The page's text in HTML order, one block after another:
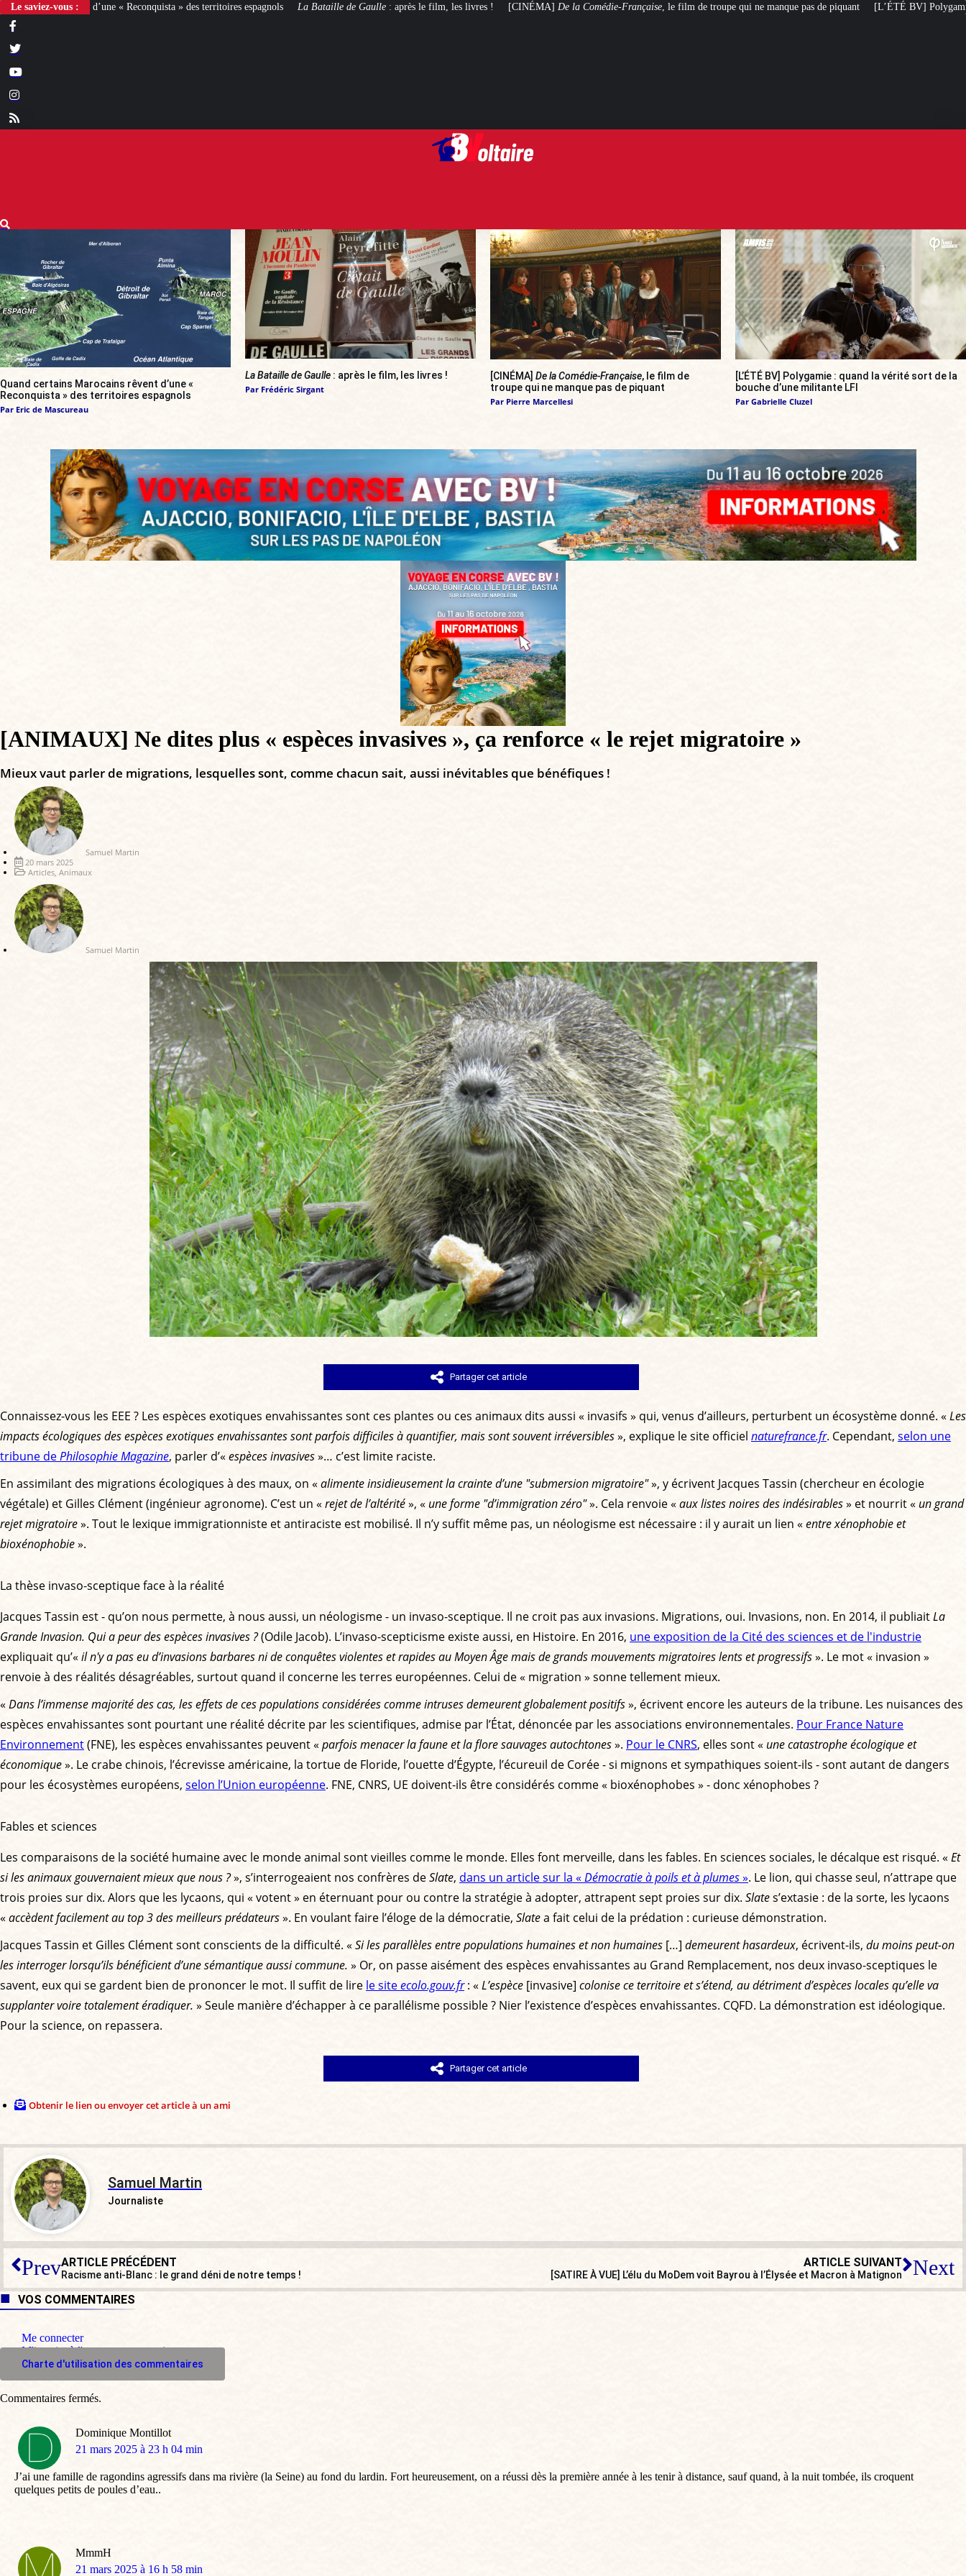
Le saviez-vous :
Reconquista » des territoires espagnols La Bataille de Gaulle: après le film, les livres ! [CINÉMA]De la Comédie-Française, le film de troupe qui ne manque pas de piquant [L’ÉTÉ BV] Polygamie : quand la vérité sort de
Quand certains Marocains rêvent d’une «
Reconquista » des territoires espagnols
Par Eric de Mascureau
La Bataille de Gaulle : après le film, les livres !
Par Frédéric Sirgant
[CINÉMA] De la Comédie-Française, le film de
troupe qui ne manque pas de piquant
Par Pierre Marcellesi
[L’ÉTÉ BV] Polygamie : quand la vérité sort de la
bouche d’une militante LFI
Par Gabrielle Cluzel
[ANIMAUX] Ne dites plus « espèces invasives », ça renforce « le rejet migratoire »
Mieux vaut parler de migrations, lesquelles sont, comme chacun sait, aussi inévitables que bénéfiques !
Samuel Martin
20 mars 2025
Articles Animaux
Samuel Martin
Partager cet article
Connaissez-vous les EEE ? Les espèces exotiques envahissantes sont ces plantes ou ces animaux dits aussi « invasifs » qui, venus d’ailleurs, perturbent un écosystème donné. « Les
impacts écologiques des espèces exotiques envahissantes sont parfois difficiles à quantifier, mais sont souvent irréversibles», explique le site officiel naturefrance.fr. Cependant, selon une
tribune dePhilosophie Magazine, parler d’«espèces invasives»… c’est limite raciste.
En assimilant des migrations écologiques à des maux, on «alimente insidieusement la crainte d’une "submersion migratoire"», y écrivent Jacques Tassin (chercheur en écologie
végétale) et Gilles Clément (ingénieur agronome). C’est un «rejet de l’altérité», « une forme "d’immigration zéro"». Cela renvoie «aux listes noires des indésirables» et nourrit «un grand
rejet migratoire». Tout le lexique immigrationniste et antiraciste est mobilisé. Il n’y suffit même pas, un néologisme est nécessaire : il y aurait un lien «entre xénophobie et
bioxénophobie».
La thèse invaso-sceptique face à la réalité
Jacques Tassin est - qu’on nous permette, à nous aussi, un néologisme - un invaso-sceptique. Il ne croit pas aux invasions. Migrations, oui. Invasions, non. En 2014, il publiaitLa
Grande Invasion. Qui a peur des espèces invasives ?(Odile Jacob). L’invaso-scepticisme existe aussi, en Histoire. En 2016, une exposition de la Cité des sciences et de l'industrie
expliquait qu’«il n'y a pas eu d’invasions barbares ni de conquêtes violentes et rapides au Moyen Âge mais de grands mouvements migratoires lents et progressifs». Le mot « invasion »
renvoie à des réalités désagréables, surtout quand il concerne les terres européennes. Celui de « migration » sonne tellement mieux.
«Dans l’immense majorité des cas, les effets de ces populations considérées comme intruses demeurent globalement positifs», écrivent encore les auteurs de la tribune. Les nuisances des
espèces envahissantes sont pourtant une réalité décrite par les scientifiques, admise par l’État, dénoncée par les associations environnementales. Pour France Nature
Environnement(FNE), les espèces envahissantes peuvent «parfois menacer la faune et la flore sauvages autochtones». Pour le CNRS, elles sont « une catastrophe écologique et
économique». Le crabe chinois, l’écrevisse américaine, la tortue de Floride, l’ouette d’Égypte, l’écureuil de Corée - si mignons et sympathiques soient-ils - sont autant de dangers
pour les écosystèmes européens, selon l’Union européenne. FNE, CNRS, UE doivent-ils être considérés comme « bioxénophobes » - donc xénophobes ?
Fables et sciences
Les comparaisons de la société humaine avec le monde animal sont vieilles comme le monde. Elles font merveille, dans les fables. En sciences sociales, le décalque est risqué. «Et
si les animaux gouvernaient mieux que nous ?», s’interrogeaient nos confrères deSlate, dans un article sur la « Démocratie à poils et à plumes». Le lion, qui chasse seul, n’attrape que
trois proies sur dix. Alors que les lycaons, qui « votent » en éternuant pour ou contre la stratégie à adopter, attrapent sept proies sur dix. Slates’extasie : de la sorte, les lycaons
«accèdent facilement au top 3 des meilleurs prédateurs». En voulant faire l’éloge de la démocratie, Slatea fait celui de la prédation : curieuse démonstration.
Jacques Tassin et Gilles Clément sont conscients de la difficulté. «Si les parallèles entre populations humaines et non humaines […] demeurent hasardeux, écrivent-ils, du moins peut-on
les interroger lorsqu’ils bénéficient d’une sémantique aussi commune. » Or, on passe aisément des espèces envahissantes au Grand Remplacement, nos deux invaso-sceptiques le
savent, eux qui se gardent bien de prononcer le mot. Il suffit de lire le siteecolo.gouv.fr: «L’espèce [invasive] colonise ce territoire et s’étend, au détriment d’espèces locales qu’elle va
supplanter voire totalement éradiquer. » Seule manière d’échapper à ce parallélisme possible ? Nier l’existence d’espèces envahissantes. CQFD. La démonstration est idéologique.
Pour la science, on repassera.
Partager cet article
Obtenir le lien ou envoyer cet article à un ami
Samuel Martin
Journaliste
PrevARTICLE PRÉCÉDENT
Racisme anti-Blanc : le grand déni de notre temps !
ARTICLE SUIVANT
[SATIRE À VUE] L’élu du MoDem voit Bayrou à l’Élysée et Macron à Matignon Next
VOS COMMENTAIRES
Me connecter
M'inscrire à l'espace commentaire
Charte d'utilisation des commentaires
Dominique Montillot
dit
21 mars 2025 à 23 h 04 min
J’ai une famille de ragondins agressifs dans ma rivière (la Seine) au fond du lardin. Fort heureusement, on a réussi dès la première année à les tenir à distance, sauf quand, à la nuit tombée, ils croquent
quelques petits de poules d’eau..
MmmH
dit
21 mars 2025 à 16 h 58 min
Commentaires fermés.